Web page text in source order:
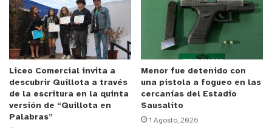
escenario político de cada uno de los países de los
artistas y la situación personal de cada artista
fueron la fuente de inspiración de esta
performance documental.
“En Lockdown Memory aparecen todos los
participantes en forma virtual, en un video
interactivo. Las historias personales se
Liceo Comercial invita a
descubrir Quillota a través
de la escritura en la quinta
versión de “Quillota en
Palabras”
Menor fue detenido con
una pistola a fogueo en las
cercanías del Estadio
Sausalito
1 Agosto, 2026